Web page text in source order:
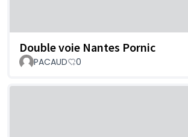
Double voie Nantes Pornic
PACAUD 0